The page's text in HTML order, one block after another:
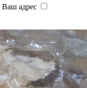
Ваш адрес